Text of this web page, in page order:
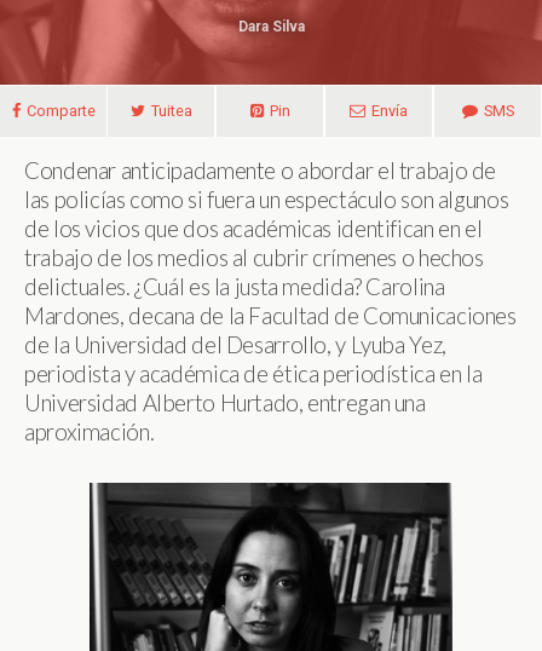
Dara Silva
Comparte Tuitea Pin Envía SMS
Condenar anticipadamente o abordar el trabajo de
las policías como si fuera un espectáculo son algunos
de los vicios que dos académicas identifican en el
trabajo de los medios al cubrir crímenes o hechos
delictuales. ¿Cuál es la justa medida? Carolina
Mardones, decana de la Facultad de Comunicaciones
de la Universidad del Desarrollo, y Lyuba Yez,
periodista y académica de ética periodística en la
Universidad Alberto Hurtado, entregan una
aproximación.